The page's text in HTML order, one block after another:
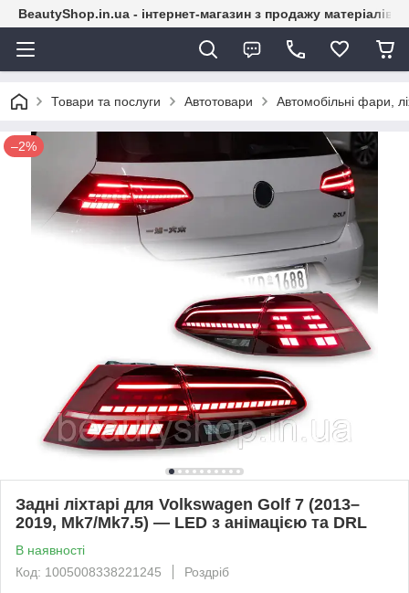
BeautyShop.in.ua - інтернет-магазин з продажу матеріалів
Товари та послуги Автотовари Автомобільні фари,
–2%
Задні ліхтарі для Volkswagen Golf 7 (2013–
2019, Mk7/Mk7.5) — LED з анімацією та DRL
В наявності
Код: 1005008338221245
Роздріб